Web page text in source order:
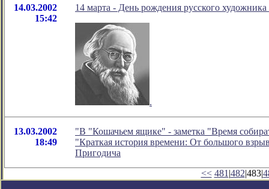
14.03.2002
15:42
14 марта - День рождения русского
.
13.03.2002
18:49
"В "Кошачьем ящике" - заметка "Время
"Краткая история времени: От большого
Пригодича
<< 481 |482|483|